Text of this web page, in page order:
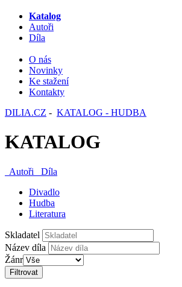
Katalog
Autoři
Díla
O nás
Novinky
Ke stažení
Kontakty
DILIA.CZ - KATALOG - HUDBA
KATALOG
Autoři
Díla
Divadlo
Hudba
Literatura
Skladatel
Název díla
Žánr
Filtrovat